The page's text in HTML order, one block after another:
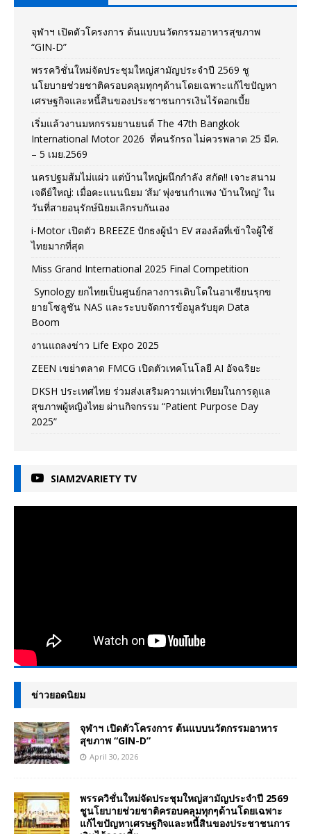
จุฬาฯ เปิดตัวโครงการ ต้นแบบนวัตกรรมอาหารสุขภาพ
“GIN-D”
พรรควิชั่นใหม่จัดประชุมใหญ่สามัญประจำปี 2569 ชู
นโยบายช่วยชาติครอบคลุมทุกๆด้านโดยเฉพาะแก้ไขปัญหา
เศรษฐกิจและหนี้สินของประชาชนการเงินไร้ดอกเบี้ย
เริ่มแล้วงานมหกรรมยานยนต์ The 47th Bangkok
International Motor 2026 ที่คนรักรถ ไม่ควรพลาด 25 มีค.
– 5 เมย.2569
นครปฐมส้มไม่แผ่ว แต่บ้านใหญ่ผนึกกำลัง สกัด!! เจาะสนาม
เจดีย์ใหญ่: เมื่อคะแนนนิยม ‘ส้ม’ พุ่งชนกำแพง ‘บ้านใหญ่’ ใน
วันที่สายอนุรักษ์นิยมเลิกรบกันเอง
i-Motor เปิดตัว BREEZE ปักธงผู้นำ EV สองล้อที่เข้าใจผู้ใช้
ไทยมากที่สุด
Miss Grand International 2025 Final Competition
Synology ยกไทยเป็นศูนย์กลางการเติบโตในอาเซียนรุกข
ยายโซลูชัน NAS และระบบจัดการข้อมูลรับยุค Data
Boom
งานแถลงข่าว Life Expo 2025
ZEEN เขย่าตลาด FMCG เปิดตัวเทคโนโลยี AI อัจฉริยะ
DKSH ประเทศไทย ร่วมส่งเสริมความเท่าเทียมในการดูแล
สุขภาพผู้หญิงไทย ผ่านกิจกรรม “Patient Purpose Day
2025”
SIAM2VARIETY TV
ข่าวยอดนิยม
จุฬาฯ เปิดตัวโครงการ ต้นแบบนวัตกรรมอาหาร
สุขภาพ “GIN-D”
April 30, 2026
พรรควิชั่นใหม่จัดประชุมใหญ่สามัญประจำปี 2569
ชูนโยบายช่วยชาติครอบคลุมทุกๆด้านโดยเฉพาะ
แก้ไขปัญหาเศรษฐกิจและหนี้สินของประชาชนการ